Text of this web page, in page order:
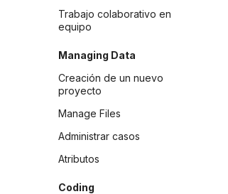
Trabajo colaborativo en
equipo
Managing Data
Creación de un nuevo
proyecto
Manage Files
Administrar casos
Atributos
Coding